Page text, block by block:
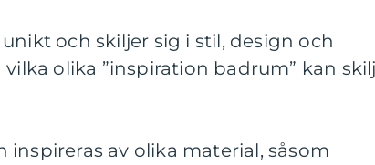
och skiljer sig i stil, design och
olika ”inspiration badrum” kan
inspireras av olika material, såsom